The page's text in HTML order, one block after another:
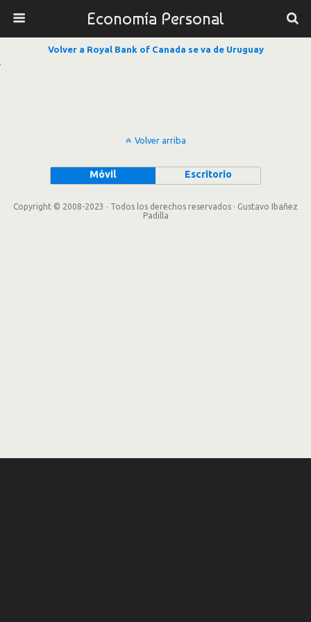
Economía Personal
Volver a Royal Bank of Canada se va de Uruguay
Volver arriba
Móvil Escritorio
Copyright © 2008-2023 · Todos los derechos reservados · Gustavo Ibañez
Padilla